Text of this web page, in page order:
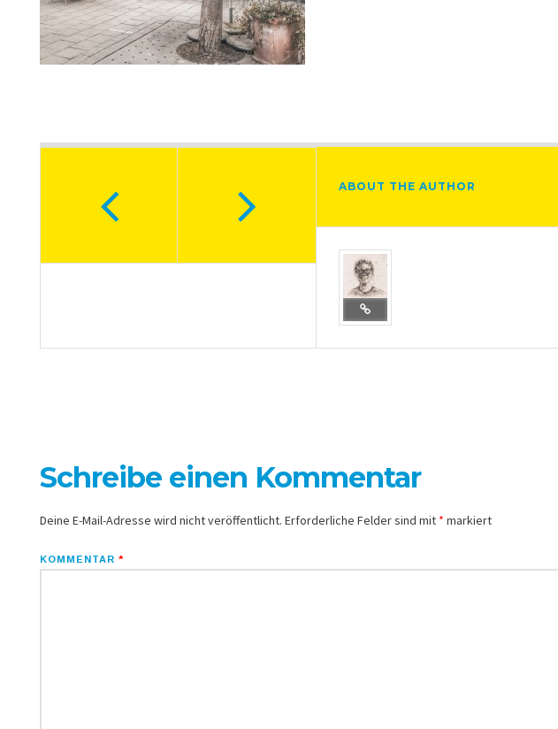
ABOUT THE AUTHOR
Schreibe einen Kommentar
Deine E-Mail-Adresse wird nicht veröffentlicht. Erforderliche Felder sind mit * markiert
KOMMENTAR *